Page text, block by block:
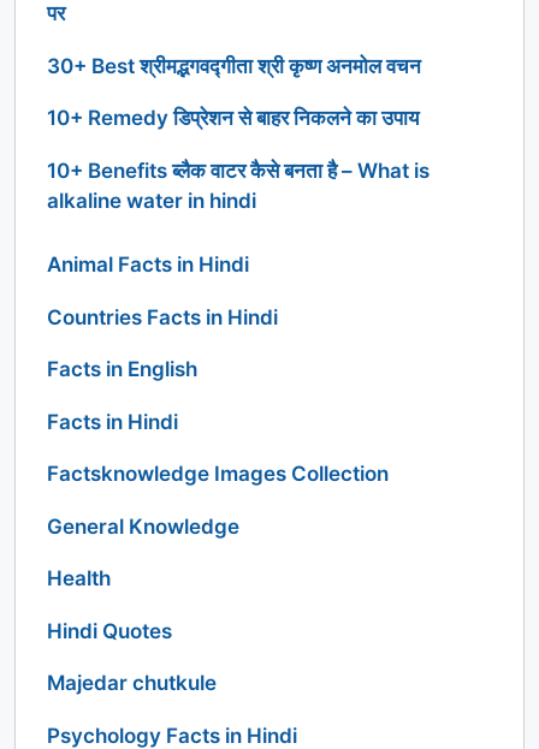
पर
30+ Best श्रीमद्भगवद्गीता श्री कृष्ण अनमोल वचन
10+ Remedy डिप्रेशन से बाहर निकलने का उपाय
10+ Benefits ब्लैक वाटर कैसे बनता है – What is
alkaline water in hindi
Animal Facts in Hindi
Countries Facts in Hindi
Facts in English
Facts in Hindi
Factsknowledge Images Collection
General Knowledge
Health
Hindi Quotes
Majedar chutkule
Psychology Facts in Hindi